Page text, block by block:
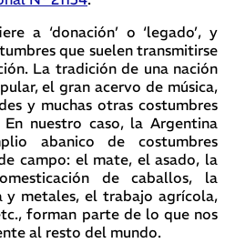
a ‘donación’ o ‘legado’, y
que suelen transmitirse
La tradición de una nación
el gran acervo de música,
y muchas otras costumbres
nuestro caso, la Argentina
abanico de costumbres
campo: el mate, el asado, la
de caballos, la
y metales, el trabajo agrícola,
forman parte de lo que nos
al resto del mundo.